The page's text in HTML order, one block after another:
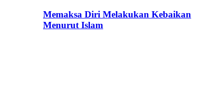
Memaksa Diri Melakukan Kebaikan
Menurut Islam